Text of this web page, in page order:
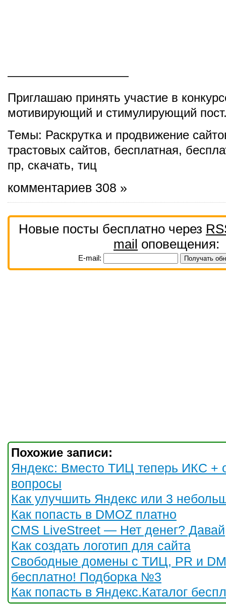
——————————
Приглашаю принять участие в
мотивирующий и стимулирующий
Темы: Раскрутка и продвижение
трастовых сайтов, бесплатная,
пр, скачать, тиц
комментариев 308 »
Новые посты бесплатно через
mail оповещения:
E-mail:
Похожие записи:
Яндекс: Вместо ТИЦ теперь ИКС +
вопросы
Как улучшить Яндекс или 3
Как попасть в DMOZ платно
CMS LiveStreet — Нет денег?
Как создать логотип для сайта
Свободные домены с ТИЦ, PR и
бесплатно! Подборка №3
Как попасть в Яндекс.Каталог